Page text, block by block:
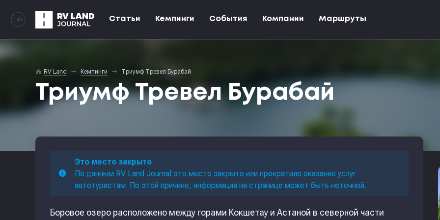
Статьи Кемпинги События Компании Маршруты
16+
home RV Land Кемпинги Триумф Тревел Бурабай
Триумф Тревел Бурабай
Это место закрыто
По данным RV Land Journal это место закрыто или прекратило оказание услуг
автотуристам. По этой причине, информация на странице может быть неточной.
Боровое озеро расположено между горами Кокшетау и Астаной в северной части